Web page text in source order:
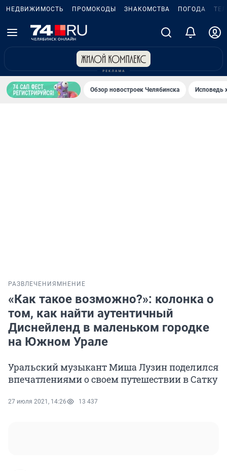
НЕДВИЖИМОСТЬ ПРОМОКОДЫ ЗНАКОМСТВА ПОГОДА
Обзор новостроек Челябинска Исповедь
РАЗВЛЕЧЕНИЯ МНЕНИЕ
«Как такое возможно?»: колонка о
том, как найти аутентичный
Диснейленд в маленьком городке
на Южном Урале
Уральский музыкант Миша Лузин поделился
впечатлениями о своем путешествии в Сатку
27 июля 2021, 14:26 13 437